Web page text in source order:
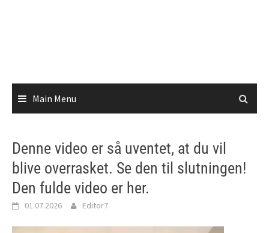
Main Menu
Denne video er så uventet, at du vil
blive overrasket. Se den til slutningen!
Den fulde video er her.
01.07.2026 Editor7